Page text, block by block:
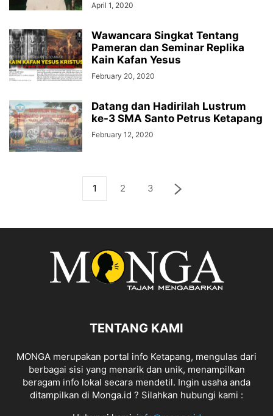
April 1, 2020
Wawancara Singkat Tentang
Pameran dan Seminar Replika
Kain Kafan Yesus
February 20, 2020
Datang dan Hadirilah Lustrum
ke-3 SMA Santo Petrus Ketapang
February 12, 2020
1 2 3
TENTANG KAMI
MONGA merupakan portal info Ketapang, mengulas dari
berbagai sisi yang menarik dan unik, menampilkan
beragam info lokal secara mendetil. Ingin usaha anda
ditampilkan di Monga.id ? Silahkan hubungi kami :